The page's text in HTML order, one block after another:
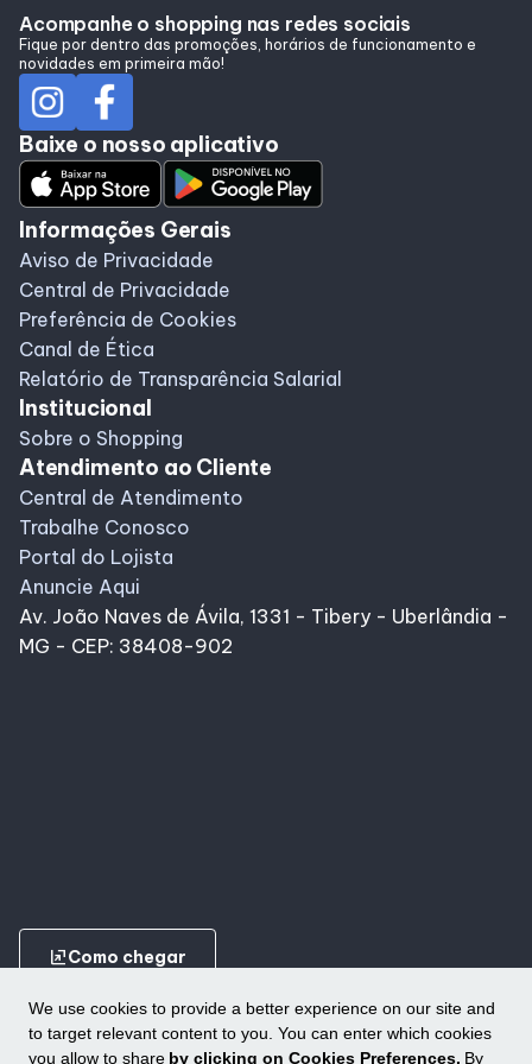
We use cookies to provide a better experience on our site and
to target relevant content to you. You can enter which cookies
you allow to share by clicking on Cookies Preferences. By
Horários
Entretenimento
Cinema
Eventos
Fique por dentro
Lojas e Restaurantes
Lojas
Alimentação
Programa de benefícios
Acompanhe o shopping nas redes sociais
Fique por dentro das promoções, horários de funcionamento e
novidades em primeira mão!
Baixe o nosso aplicativo
Informações Gerais
Aviso de Privacidade
Central de Privacidade
Preferência de Cookies
Canal de Ética
Relatório de Transparência Salarial
Institucional
Sobre o Shopping
Atendimento ao Cliente
Central de Atendimento
Trabalhe Conosco
Portal do Lojista
Anuncie Aqui
Av. João Naves de Ávila, 1331 - Tibery - Uberlândia -
MG - CEP: 38408-902
ungroupComo chegar